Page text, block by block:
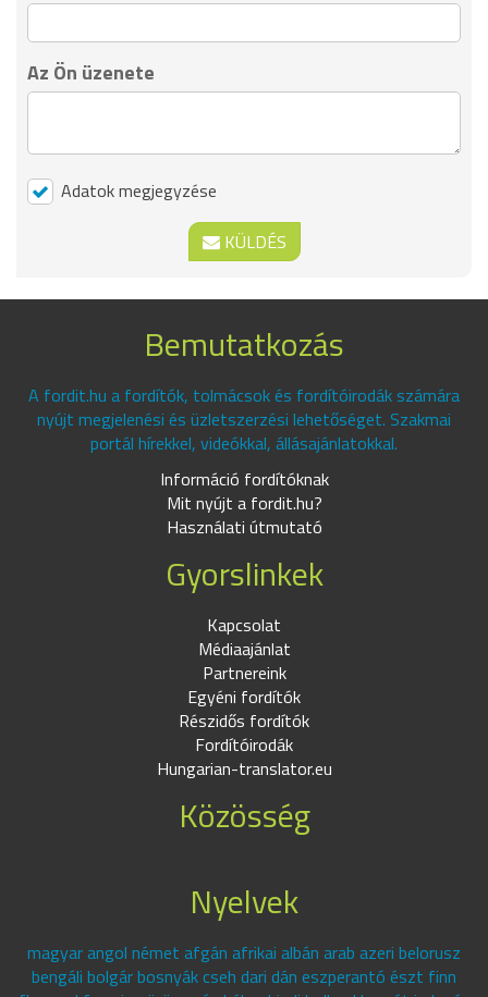
Az Ön üzenete
Adatok megjegyzése
KÜLDÉS
Bemutatkozás
A fordit.hu a fordítók, tolmácsok és fordítóirodák számára
nyújt megjelenési és üzletszerzési lehetőséget. Szakmai
portál hírekkel, videókkal, állásajánlatokkal.
Információ fordítóknak
Mit nyújt a fordit.hu?
Használati útmutató
Gyorslinkek
Kapcsolat
Médiaajánlat
Partnereink
Egyéni fordítók
Részidős fordítók
Fordítóirodák
Hungarian-translator.eu
Közösség
Nyelvek
magyar angol német afgán afrikai albán arab azeri belorusz
bengáli bolgár bosnyák cseh dari dán eszperantó észt finn